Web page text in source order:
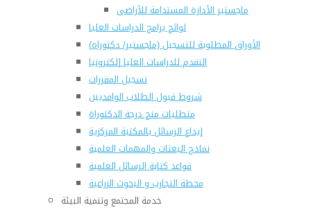
ماجستير الأدارة المستدامة للأراضى
لوائح برامج الدراسات العليا
(الأوراق المطلوبة للتسجيل (ماجستير/ دكتوراه
التقدم للدراسات العليا إلكترونيا
تسجيل المقررات
شروط قبول الطلاب الوافديين
متطلبات منح درجة الدكتوراة
إيداع الرسائل بالمكتبة المركزية
نماذج البعثات والمهمات العلمية
قواعد كتابة الرسائل العلمية
محطة التجارب و البحوث الزراعية
خدمة المجتمع وتنمية البيئة